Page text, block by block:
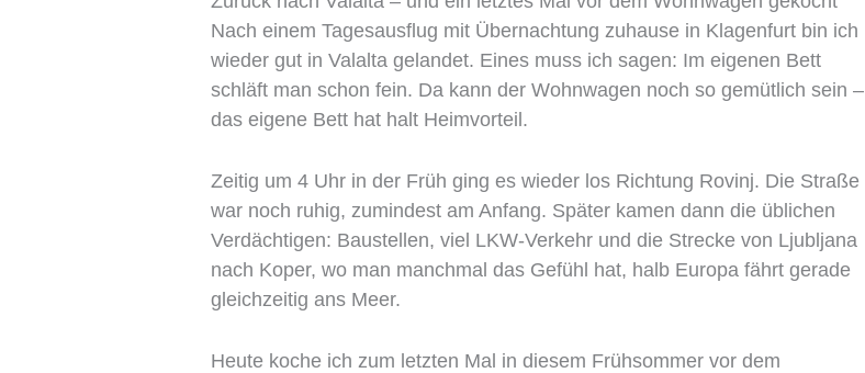
Nach einem Tagesausflug mit Übernachtung zuhause in Klagenfurt bin ich
wieder gut in Valalta gelandet. Eines muss ich sagen: Im eigenen Bett
schläft man schon fein. Da kann der Wohnwagen noch so gemütlich sein –
das eigene Bett hat halt Heimvorteil.
Zeitig um 4 Uhr in der Früh ging es wieder los Richtung Rovinj. Die Straße
war noch ruhig, zumindest am Anfang. Später kamen dann die üblichen
Verdächtigen: Baustellen, viel LKW-Verkehr und die Strecke von Ljubljana
nach Koper, wo man manchmal das Gefühl hat, halb Europa fährt gerade
gleichzeitig ans Meer.
Heute koche ich zum letzten Mal in diesem Frühsommer vor dem